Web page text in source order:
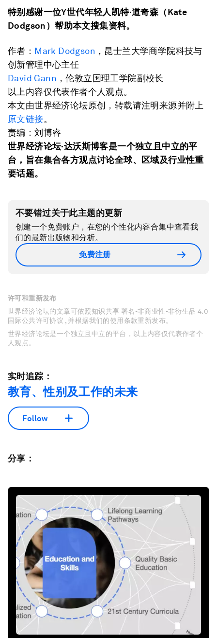
特别感谢一位Y世代年轻人凯特·道奇森 （Kate
Dodgson）帮助本文搜集资料。
作者： Mark Dodgson ，昆士兰大学商学院科技与
创新管理中心主任
David Gann ，伦敦立国理工学院副校长
以上内容仅代表作者个人观点。
本文由世界经济论坛原创，转载请注明来源并附上
原文链接。
责编：刘博睿
世界经济论坛·达沃斯博客是一个独立且中立的平
台，旨在集合各方观点讨论全球、区域及行业性重
要话题。
不要错过关于此主题的更新
创建一个免费账户，在您的个性化内容合集中查看我
们的最新出版物和分析。
免费注册
许可和重新发布
世界经济论坛的文章可依照知识共享 署名-非商业性-非衍生品 4.0
国际公共许可协议 , 并根据我们的使用条款重新发布。
世界经济论坛是一个独立且中立的平台，以上内容仅代表作者个
人观点。
实时追踪：
教育、性别及工作的未来
Follow
分享：